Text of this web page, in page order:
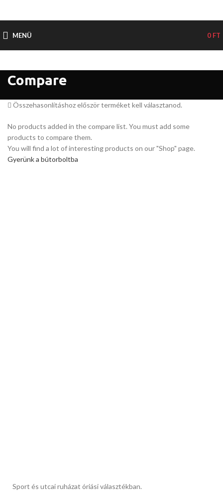
MENÜ 0 FT
Compare
Összehasonlításhoz először terméket kell választanod.
No products added in the compare list. You must add some
products to compare them.
You will find a lot of interesting products on our "Shop" page.
Gyerünk a bútorboltba
Sport és utcai ruházat óriási választékban.